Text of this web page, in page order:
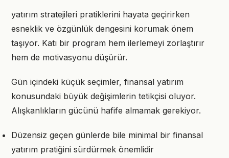
yatırım stratejileri pratiklerini hayata geçirirken
esneklik ve özgünlük dengesini korumak önem
taşıyor. Katı bir program hem ilerlemeyi zorlaştırır
hem de motivasyonu düşürür.
Gün içindeki küçük seçimler, finansal yatırım
konusundaki büyük değişimlerin tetikçisi oluyor.
Alışkanlıkların gücünü hafife almamak gerekiyor.
Düzensiz geçen günlerde bile minimal bir finansal
yatırım pratiğini sürdürmek önemlidir